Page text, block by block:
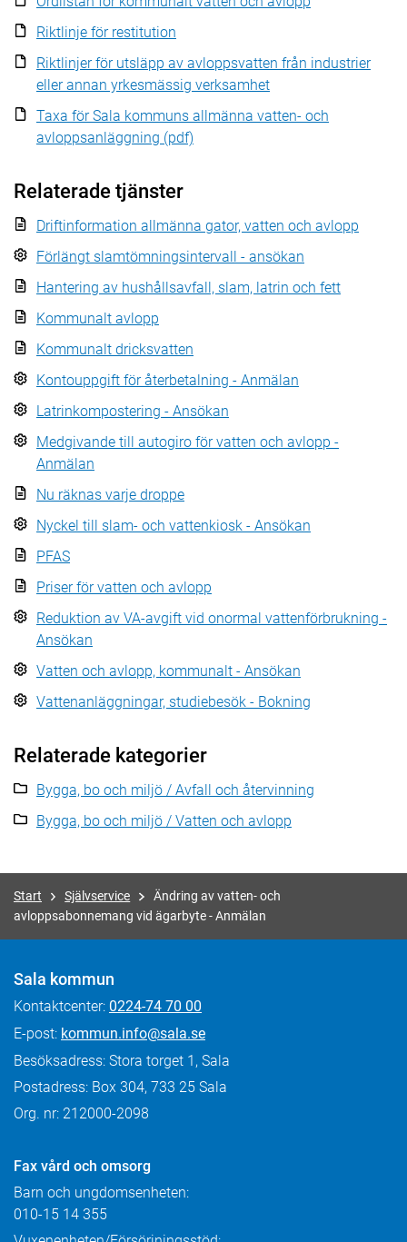
Riktlinje för restitution
Riktlinjer för utsläpp av avloppsvatten från industrier
eller annan yrkesmässig verksamhet
Taxa för Sala kommuns allmänna vatten- och
avloppsanläggning (pdf)
Relaterade tjänster
Driftinformation allmänna gator, vatten och avlopp
Förlängt slamtömningsintervall - ansökan
Hantering av hushållsavfall, slam, latrin och fett
Kommunalt avlopp
Kommunalt dricksvatten
Kontouppgift för återbetalning - Anmälan
Latrinkompostering - Ansökan
Medgivande till autogiro för vatten och avlopp -
Anmälan
Nu räknas varje droppe
Nyckel till slam- och vattenkiosk - Ansökan
PFAS
Priser för vatten och avlopp
Reduktion av VA-avgift vid onormal vattenförbrukning -
Ansökan
Vatten och avlopp, kommunalt - Ansökan
Vattenanläggningar, studiebesök - Bokning
Relaterade kategorier
Bygga, bo och miljö / Avfall och återvinning
Bygga, bo och miljö / Vatten och avlopp
Start Självservice
Ändring av vatten- och
avloppsabonnemang vid ägarbyte - Anmälan
Sala kommun
Kontaktcenter: 0224-74 70 00
E-post: kommun.info@sala.se
Besöksadress: Stora torget 1, Sala
Postadress: Box 304, 733 25 Sala
Org. nr: 212000-2098
Fax vård och omsorg
Barn och ungdomsenheten:
010-15 14 355